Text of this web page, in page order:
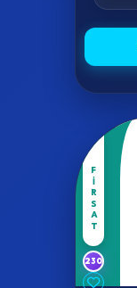
FIRSAT
230